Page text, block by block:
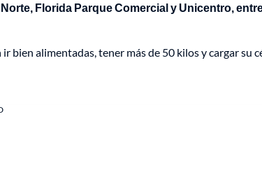
Florida Parque Comercial y Unicentro,
bien alimentadas, tener más de 50 kilos y cargar su